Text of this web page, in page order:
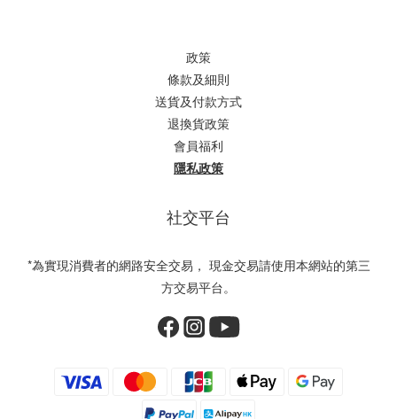
政策
條款及細則
送貨及付款方式
退換貨政策
會員福利
隱私政策
社交平台
*為實現消費者的網路安全交易， 現金交易請使用本網站的第三
方交易平台。